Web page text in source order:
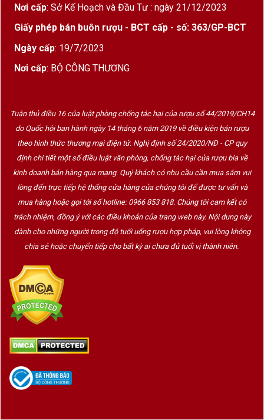
Nơi cấp: Sở Kế Hoạch và Đầu Tư : ngày 21/12/2023
Giấy phép bán buôn rượu - BCT cấp - số: 363/GP-BCT
Ngày cấp: 19/7/2023
Nơi cấp: BỘ CÔNG THƯƠNG
Tuân thủ điều 16 của luật phòng chống tác hại của rượu số 44/2019/CH14
do Quốc hội ban hành ngày 14 tháng 6 năm 2019 về điều kiện bán rượu
theo hình thức thương mại điện tử. Nghị định số 24/2020/NĐ - CP quy
định chi tiết một số điều luật văn phòng, chống tác hại của rượu bia về
kinh doanh bán hàng qua mạng. Quý khách có nhu cầu cần mua sắm vui
lòng đến trực tiếp hệ thống cửa hàng của chúng tôi để được tư vấn và
mua hàng hoặc gọi tới số hotline: 0966 853 818. Chúng tôi cam kết có
trách nhiệm, đồng ý với các điều khoản của trang web này. Nội dung này
dành cho những người trong độ tuổi uống rượu hợp pháp, vui lòng không
chia sẻ hoặc chuyển tiếp cho bất kỳ ai chưa đủ tuổi vị thành niên.